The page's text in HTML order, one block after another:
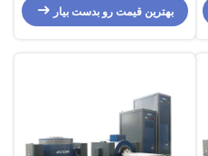
بهترین قیمت رو بدست بیار